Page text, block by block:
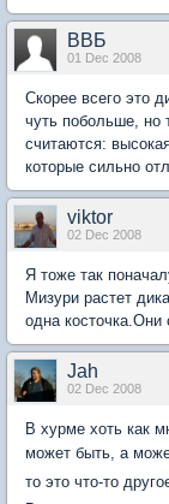
ВВБ
01 Dec 2008
Скорее всего это
чуть побольше, но
считаются:
которые сильно
viktor
02 Dec 2008
Я тоже так
Мизури растет
одна косточка.Они
Jah
02 Dec 2008
В хурме хоть как
может быть, а
то это что-то